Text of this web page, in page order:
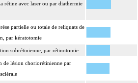
rétine avec laser ou par diathermie
partielle ou totale de reliquats de
par kératotomie
subrétinienne, par rétinotomie
de lésion choriorétinienne par